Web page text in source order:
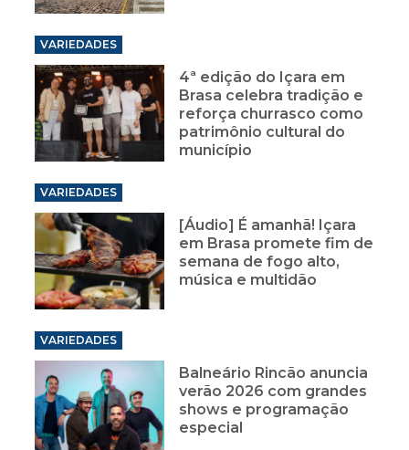
VARIEDADES
4ª edição do Içara em
Brasa celebra tradição e
reforça churrasco como
patrimônio cultural do
município
VARIEDADES
[Áudio] É amanhã! Içara
em Brasa promete fim de
semana de fogo alto,
música e multidão
VARIEDADES
Balneário Rincão anuncia
verão 2026 com grandes
shows e programação
especial